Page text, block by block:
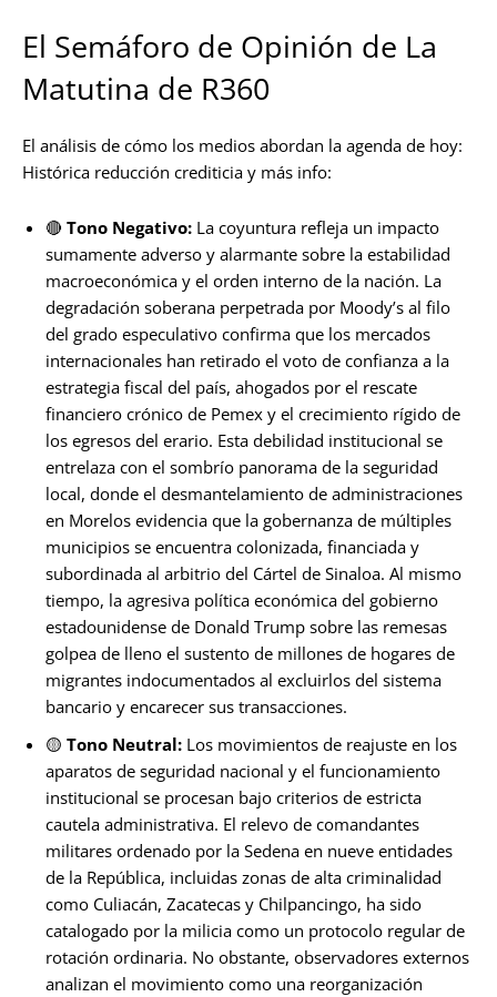
El Semáforo de Opinión de La
Matutina de R360
El análisis de cómo los medios abordan la agenda de hoy:
Histórica reducción crediticia y más info:
🔴 Tono Negativo: La coyuntura refleja un impacto
sumamente adverso y alarmante sobre la estabilidad
macroeconómica y el orden interno de la nación. La
degradación soberana perpetrada por Moody’s al filo
del grado especulativo confirma que los mercados
internacionales han retirado el voto de confianza a la
estrategia fiscal del país, ahogados por el rescate
financiero crónico de Pemex y el crecimiento rígido de
los egresos del erario. Esta debilidad institucional se
entrelaza con el sombrío panorama de la seguridad
local, donde el desmantelamiento de administraciones
en Morelos evidencia que la gobernanza de múltiples
municipios se encuentra colonizada, financiada y
subordinada al arbitrio del Cártel de Sinaloa. Al mismo
tiempo, la agresiva política económica del gobierno
estadounidense de Donald Trump sobre las remesas
golpea de lleno el sustento de millones de hogares de
migrantes indocumentados al excluirlos del sistema
bancario y encarecer sus transacciones.
🟡 Tono Neutral: Los movimientos de reajuste en los
aparatos de seguridad nacional y el funcionamiento
institucional se procesan bajo criterios de estricta
cautela administrativa. El relevo de comandantes
militares ordenado por la Sedena en nueve entidades
de la República, incluidas zonas de alta criminalidad
como Culiacán, Zacatecas y Chilpancingo, ha sido
catalogado por la milicia como un protocolo regular de
rotación ordinaria. No obstante, observadores externos
analizan el movimiento como una reorganización